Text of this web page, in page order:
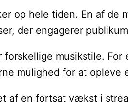
op hele tiden. En af
der engagerer
musikstile.
mulighed for at opleve
af en fortsat vækst i